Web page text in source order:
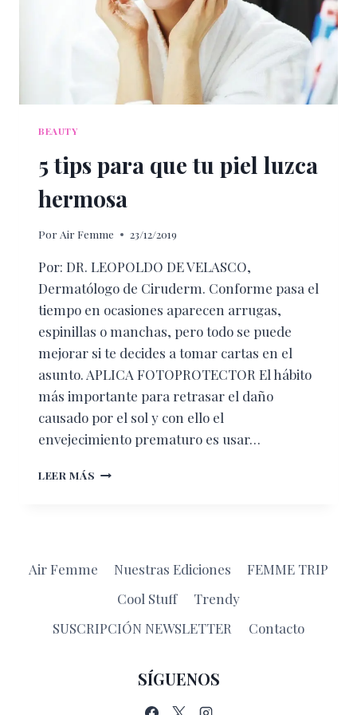
BEAUTY
5 tips para que tu piel luzca
hermosa
Por Air Femme 23/12/2019
Por: DR. LEOPOLDO DE VELASCO,
Dermatólogo de Ciruderm. Conforme pasa el
tiempo en ocasiones aparecen arrugas,
espinillas o manchas, pero todo se puede
mejorar si te decides a tomar cartas en el
asunto. APLICA FOTOPROTECTOR El hábito
más importante para retrasar el daño
causado por el sol y con ello el
envejecimiento prematuro es usar…
LEER MÁS
LUZCA
Air Femme Nuestras Ediciones
FEMME TRIP
Cool Stuff
Trendy
SUSCRIPCIÓN NEWSLETTER
Contacto
SÍGUENOS